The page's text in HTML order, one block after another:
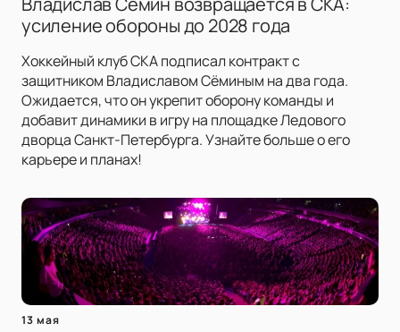
усиление обороны до 2028 года
Хоккейный клуб СКА подписал контракт с
защитником Владиславом Сёминым на два года.
Ожидается, что он укрепит оборону команды и
добавит динамики в игру на площадке Ледового
дворца Санкт-Петербурга. Узнайте больше о его
карьере и планах!
13 мая